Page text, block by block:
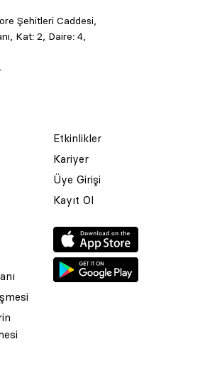
Şehitleri Caddesi,
Kat: 2, Daire: 4,
Etkinlikler
Kariyer
Üye Girişi
Kayıt Ol
Tanıtım Tic. Ltd. Şti. Bu Sitede Bulunan